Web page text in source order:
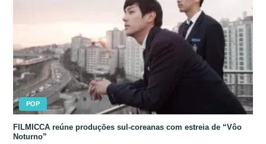
POP
FILMICCA reúne produções sul-coreanas com estreia de “Vôo
Noturno”